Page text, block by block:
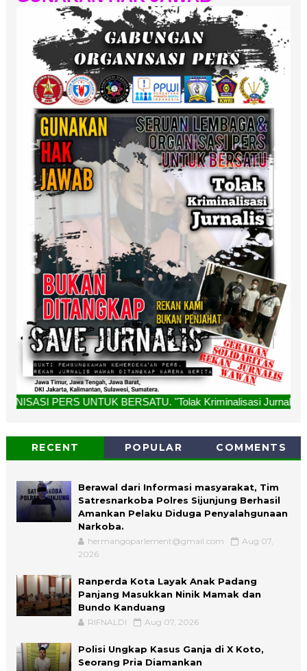
UNTUK BERSATU. "Tolak Kriminalisasi Jurnalis, Rekan
RECENT POPULAR COMMENTS
Berawal dari Informasi masyarakat, Tim
Satresnarkoba Polres Sijunjung Berhasil
Amankan Pelaku Diduga Penyalahgunaan
Narkoba.
hermangoparlement@gmail.com
Aug 07,
2026
Ranperda Kota Layak Anak Padang
Panjang Masukkan Ninik Mamak dan
Bundo Kanduang
RIFNALDI Aug 07, 2026
Polisi Ungkap Kasus Ganja di X Koto,
Seorang Pria Diamankan